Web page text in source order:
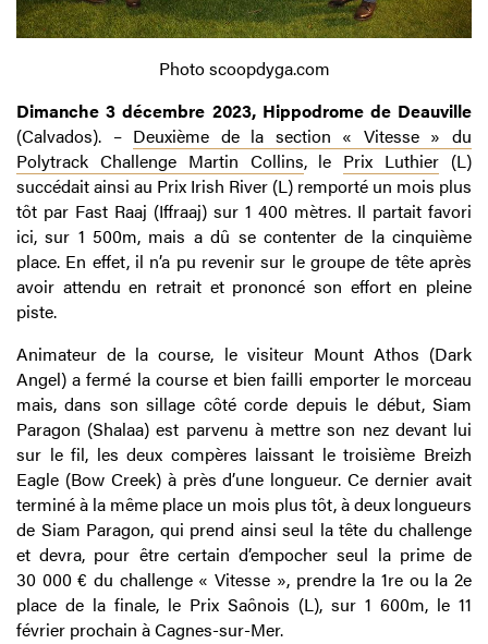
Photo scoopdyga.com
Dimanche 3 décembre 2023, Hippodrome de Deauville
(Calvados). – Deuxième de la section « Vitesse » du
Polytrack Challenge Martin Collins, le Prix Luthier (L)
succédait ainsi au Prix Irish River (L) remporté un mois plus
tôt par Fast Raaj (Iffraaj) sur 1 400 mètres. Il partait favori
ici, sur 1 500m, mais a dû se contenter de la cinquième
place. En effet, il n’a pu revenir sur le groupe de tête après
avoir attendu en retrait et prononcé son effort en pleine
piste.
Animateur de la course, le visiteur Mount Athos (Dark
Angel) a fermé la course et bien failli emporter le morceau
mais, dans son sillage côté corde depuis le début, Siam
Paragon (Shalaa) est parvenu à mettre son nez devant lui
sur le fil, les deux compères laissant le troisième Breizh
Eagle (Bow Creek) à près d’une longueur. Ce dernier avait
terminé à la même place un mois plus tôt, à deux longueurs
de Siam Paragon, qui prend ainsi seul la tête du challenge
et devra, pour être certain d’empocher seul la prime de
30 000 € du challenge « Vitesse », prendre la 1re ou la 2e
place de la finale, le Prix Saônois (L), sur 1 600m, le 11
février prochain à Cagnes-sur-Mer.